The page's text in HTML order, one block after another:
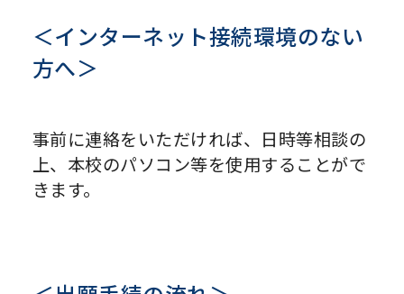
＜インターネット接続環境のない
方へ＞
事前に連絡をいただければ、日時等相談の
上、本校のパソコン等を使用することがで
きます。